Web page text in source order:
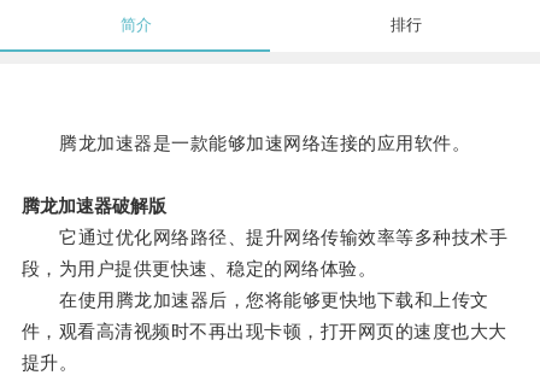
简介 排行
腾龙加速器是一款能够加速网络连接的应用软件。
腾龙加速器破解版
它通过优化网络路径、提升网络传输效率等多种技术手
段，为用户提供更快速、稳定的网络体验。
在使用腾龙加速器后，您将能够更快地下载和上传文
件，观看高清视频时不再出现卡顿，打开网页的速度也大大
提升。